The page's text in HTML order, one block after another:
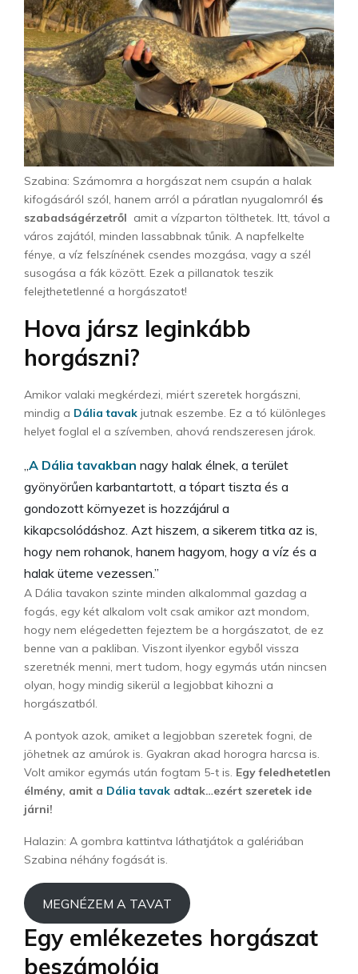
Szabina: Számomra a horgászat nem csupán a halak
kifogásáról szól, hanem arról a páratlan nyugalomról és
szabadságérzetről amit a vízparton tölthetek. Itt, távol a
város zajától, minden lassabbnak tűnik. A napfelkelte
fénye, a víz felszínének csendes mozgása, vagy a szél
susogása a fák között. Ezek a pillanatok teszik
felejthetetlenné a horgászatot!
Hova jársz leginkább
horgászni?
Amikor valaki megkérdezi, miért szeretek horgászni,
mindig a Dália tavak jutnak eszembe. Ez a tó különleges
helyet foglal el a szívemben, ahová rendszeresen járok.
„A Dália tavakban nagy halak élnek, a terület
gyönyörűen karbantartott, a tópart tiszta és a
gondozott környezet is hozzájárul a
kikapcsolódáshoz. Azt hiszem, a sikerem titka az is,
hogy nem rohanok, hanem hagyom, hogy a víz és a
halak üteme vezessen.”
A Dália tavakon szinte minden alkalommal gazdag a
fogás, egy két alkalom volt csak amikor azt mondom,
hogy nem elégedetten fejeztem be a horgászatot, de ez
benne van a pakliban. Viszont ilyenkor egyből vissza
szeretnék menni, mert tudom, hogy egymás után nincsen
olyan, hogy mindig sikerül a legjobbat kihozni a
horgászatból.
A pontyok azok, amiket a legjobban szeretek fogni, de
jöhetnek az amúrok is. Gyakran akad horogra harcsa is.
Volt amikor egymás után fogtam 5-t is. Egy feledhetetlen
élmény, amit a Dália tavak adtak…ezért szeretek ide
járni!
Halazin: A gombra kattintva láthatjátok a galériában
Szabina néhány fogását is.
MEGNÉZEM A TAVAT
Egy emlékezetes horgászat
beszámolója